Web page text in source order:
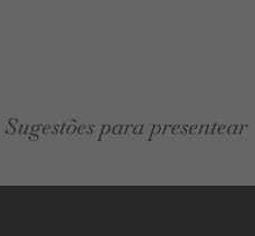
Sugestões para presentear